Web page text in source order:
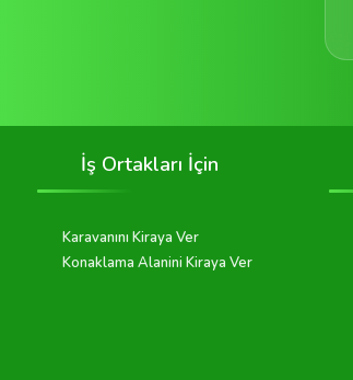
İş Ortakları İçin
Karavanını Kiraya Ver
Konaklama Alanini Kiraya Ver